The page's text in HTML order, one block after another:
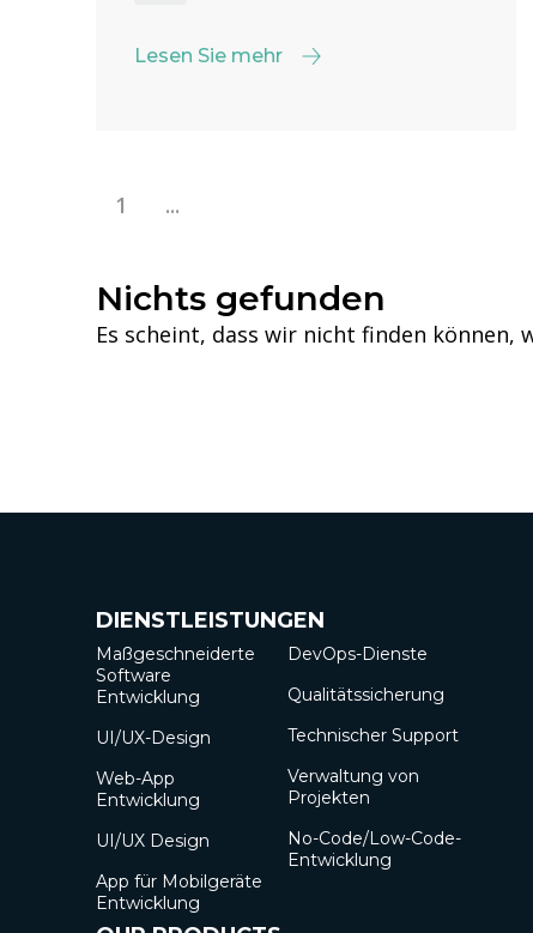
Lesen Sie mehr
1 ...
Nichts gefunden
Es scheint, dass wir nicht finden können,
DIENSTLEISTUNGEN
Maßgeschneiderte
Software
Entwicklung
UI/UX-Design
Web-App
Entwicklung
UI/UX Design
App für Mobilgeräte
Entwicklung
DevOps-Dienste
Qualitätssicherung
Technischer Support
Verwaltung von
Projekten
No-Code/Low-Code-
Entwicklung